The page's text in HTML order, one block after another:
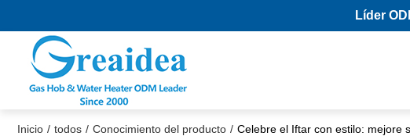
Líder
Inicio / todos / Conocimiento del producto / Celebre el Iftar con estilo: mejore